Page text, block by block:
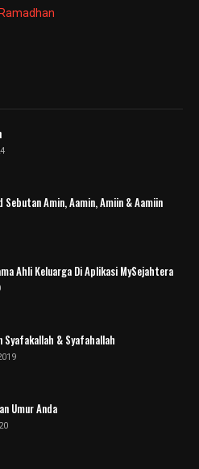
Sebutan Amin, Aamin, Amiin & Aamiin
Ahli Keluarga Di Aplikasi MySejahtera
Syafakallah & Syafahallah
Umur Anda